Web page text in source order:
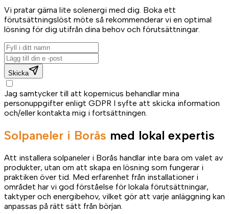
Vi pratar gärna lite solenergi med dig. Boka ett
förutsättningslöst möte så rekommenderar vi en optimal
lösning för dig utifrån dina behov och förutsättningar.
Skicka
Jag samtycker till att kopernicus behandlar mina
personuppgifter enligt GDPR I syfte att skicka information
och/eller kontakta mig i fortsättningen.
Solpaneler i Borås med lokal expertis
Att installera solpaneler i Borås handlar inte bara om valet av
produkter, utan om att skapa en lösning som fungerar i
praktiken över tid. Med erfarenhet från installationer i
området har vi god förståelse för lokala förutsättningar,
taktyper och energibehov, vilket gör att varje anläggning kan
anpassas på rätt sätt från början.